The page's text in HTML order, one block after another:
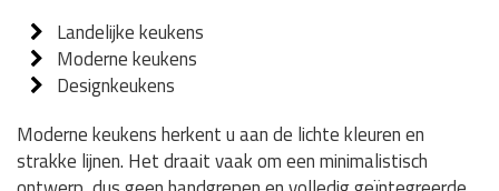
Landelijke keukens
Moderne keukens
Designkeukens
Moderne keukens herkent u aan de lichte kleuren en
strakke lijnen. Het draait vaak om een minimalistisch